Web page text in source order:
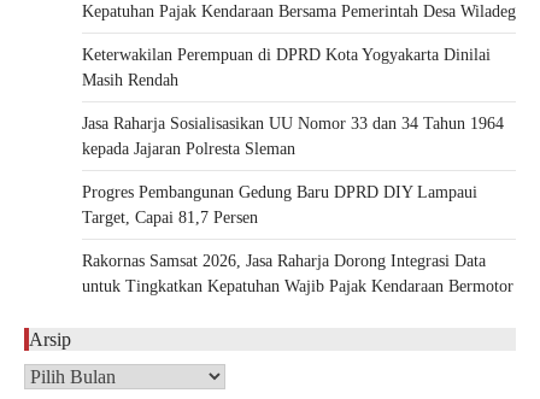
Kepatuhan Pajak Kendaraan Bersama Pemerintah Desa Wiladeg
Keterwakilan Perempuan di DPRD Kota Yogyakarta Dinilai
Masih Rendah
Jasa Raharja Sosialisasikan UU Nomor 33 dan 34 Tahun 1964
kepada Jajaran Polresta Sleman
Progres Pembangunan Gedung Baru DPRD DIY Lampaui
Target, Capai 81,7 Persen
Rakornas Samsat 2026, Jasa Raharja Dorong Integrasi Data
untuk Tingkatkan Kepatuhan Wajib Pajak Kendaraan Bermotor
Arsip
Arsip